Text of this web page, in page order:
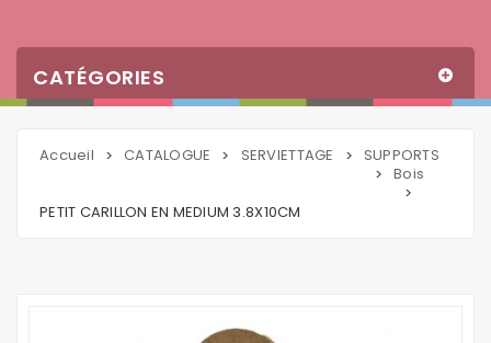
CATÉGORIES
Accueil > CATALOGUE > SERVIETTAGE > SUPPORTS
> Bois
>
PETIT CARILLON EN MEDIUM 3.8X10CM